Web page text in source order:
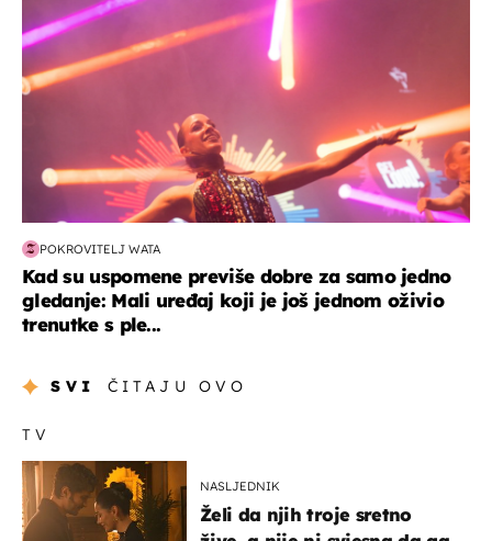
POKROVITELJ WATA
Kad su uspomene previše dobre za samo jedno
gledanje: Mali uređaj koji je još jednom oživio
trenutke s ple...
SVI ČITAJU OVO
TV
NASLJEDNIK
Želi da njih troje sretno